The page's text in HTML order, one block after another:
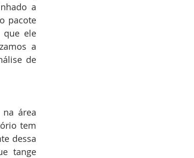
a
pacote
que ele
a
de
área
tem
dessa
tange